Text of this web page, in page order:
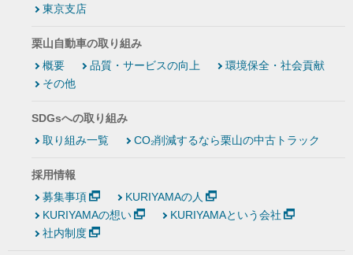
東京支店
栗山自動車の取り組み
概要
品質・サービスの向上
環境保全・社会貢献
その他
SDGsへの取り組み
取り組み一覧
CO₂削減するなら栗山の中古トラック
採用情報
募集事項
KURIYAMAの人
KURIYAMAの想い
KURIYAMAという会社
社内制度